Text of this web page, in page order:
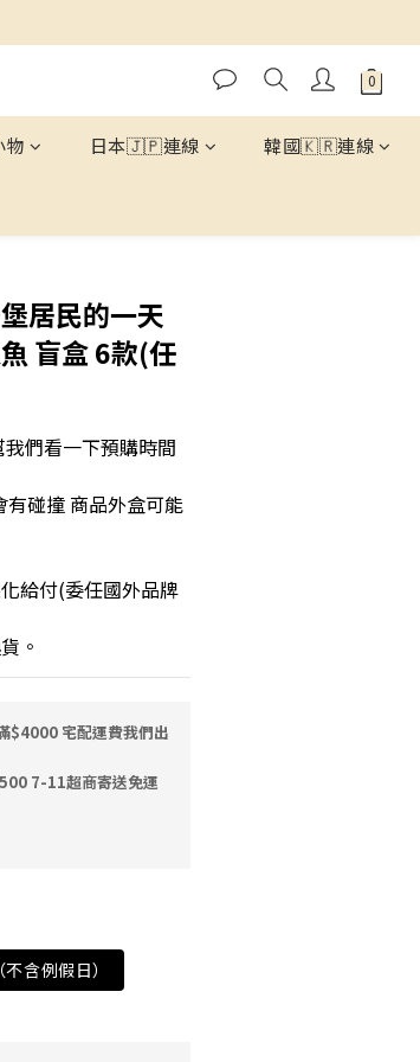
物 日本🇯🇵連線 韓國🇰🇷連線
居民的一天
盲盒 6款(任
們看一下預購時間
碰撞 商品外盒可能
給付(委任國外品牌
。
$4000 宅配運費我們出
7-11超商寄送免運
含例假日）